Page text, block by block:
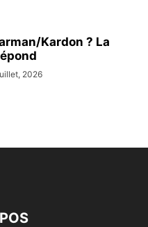
Kardon ? La
2026